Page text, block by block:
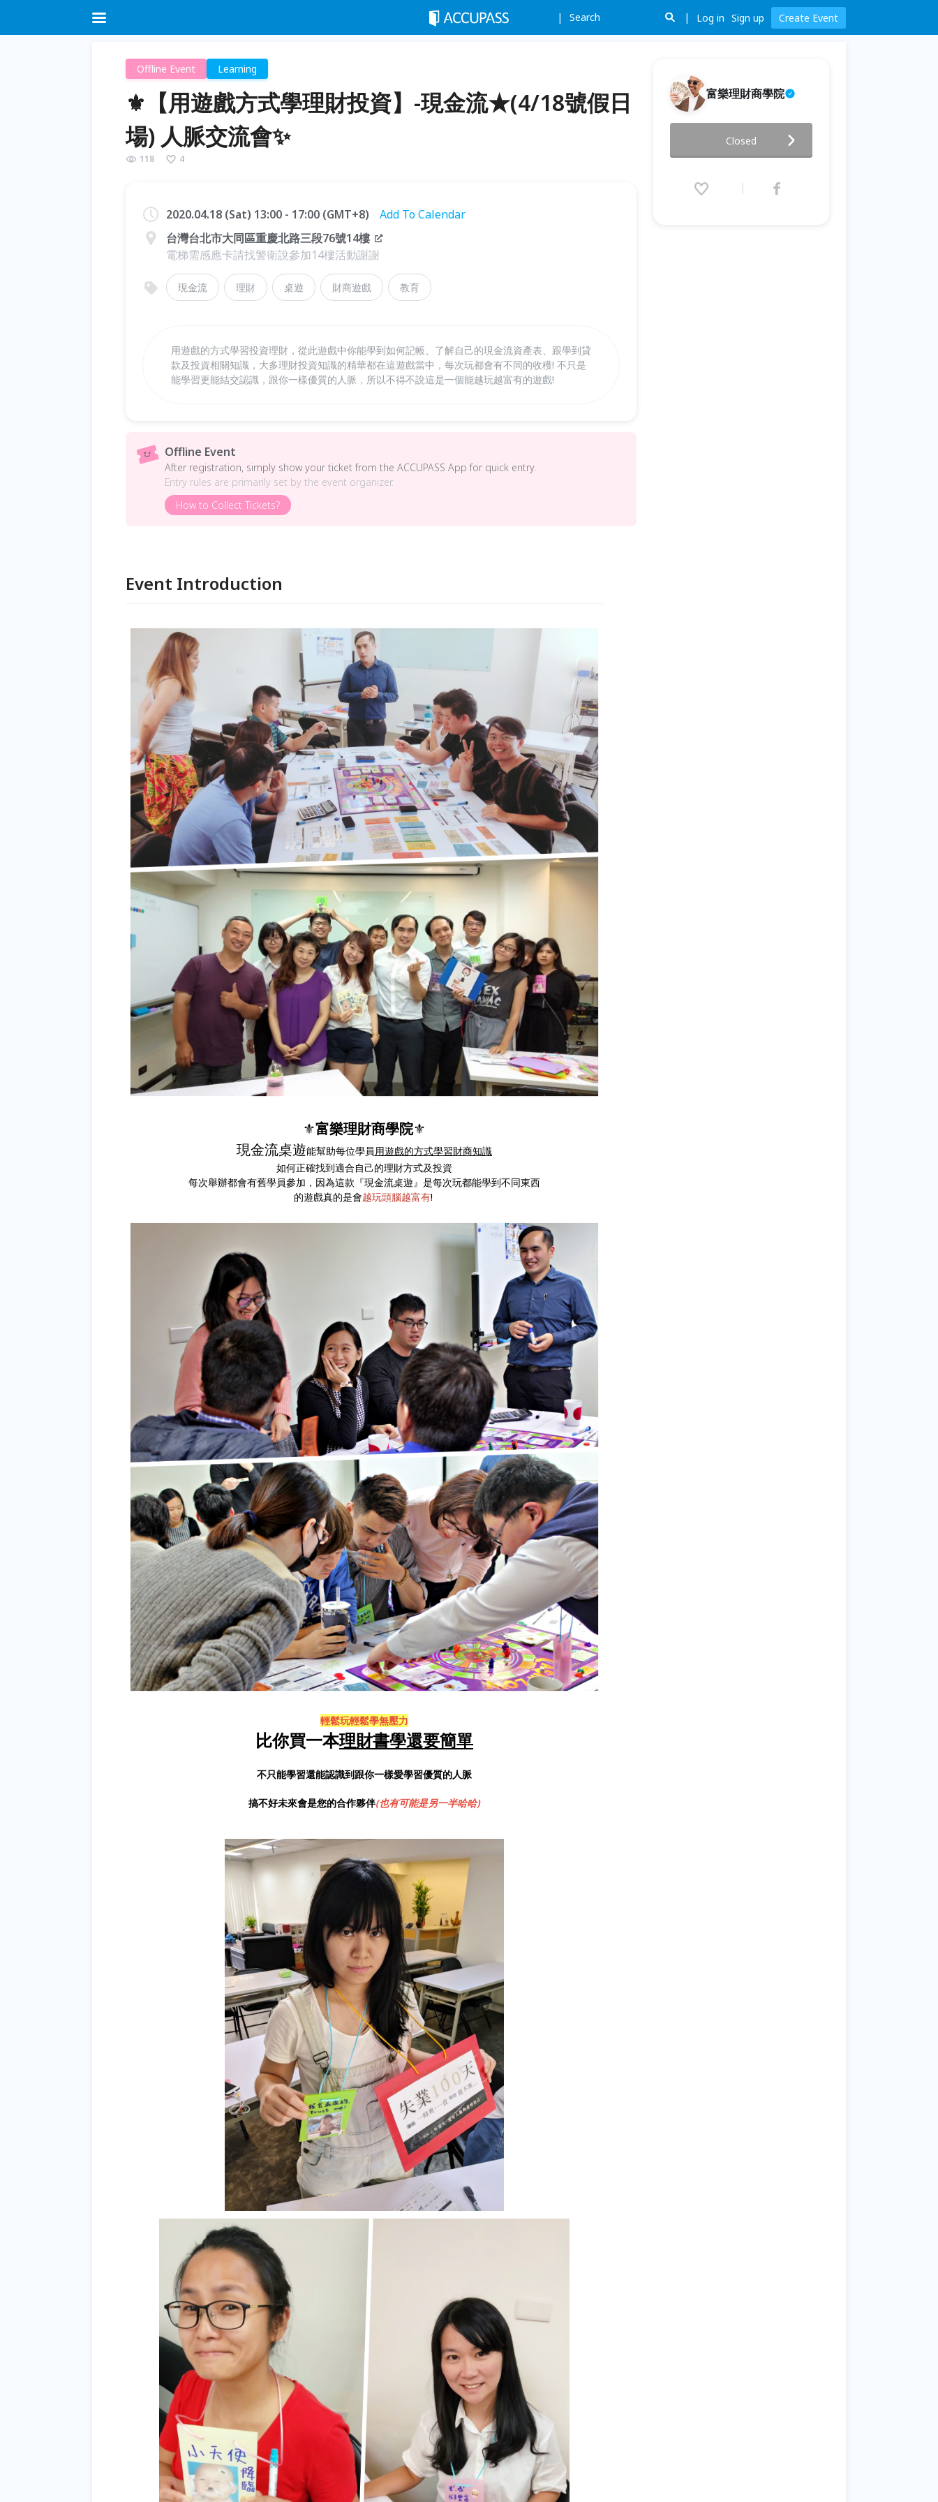
Search Log in Sign up Create Event
Offline Event Learning
⚜️【用遊戲方式學理財投資】-現金流★(4/18號假日
場) 人脈交流會✨
118 4
2020.04.18 (Sat) 13:00 - 17:00 (GMT+8)
Add To Calendar
台灣台北市大同區重慶北路三段76號14樓
電梯需感應卡請找警衛說參加14樓活動謝謝
現金流 理財 桌遊 財商遊戲 教育
用遊戲的方式學習投資理財，從此遊戲中你能學到如何記帳、了解自己的現金流資產表、跟學到貸
款及投資相關知識，大多理財投資知識的精華都在這遊戲當中，每次玩都會有不同的收穫! 不只是
能學習更能結交認識，跟你一樣優質的人脈，所以不得不說這是一個能越玩越富有的遊戲!
Offline Event
After registration, simply show your ticket from the ACCUPASS App for quick entry.
Entry rules are primarily set by the event organizer.
How to Collect Tickets?
Event Introduction
⚜️富樂理財商學院⚜️
現金流桌遊能幫助每位學員用遊戲的方式學習財商知識
如何正確找到適合自己的理財方式及投資
每次舉辦都會有舊學員參加，因為這款『現金流桌遊』是每次玩都能學到不同東西
的遊戲真的是會越玩頭腦越富有!
輕鬆玩輕鬆學無壓力
比你買一本理財書學還要簡單
不只能學習還能認識到跟你一樣愛學習優質的人脈
搞不好未來會是您的合作夥伴(也有可能是另一半哈哈)
富樂理財商學院
金流★(4/18號假日場) 人脈交流
會✨
(GMT+8)
Closed